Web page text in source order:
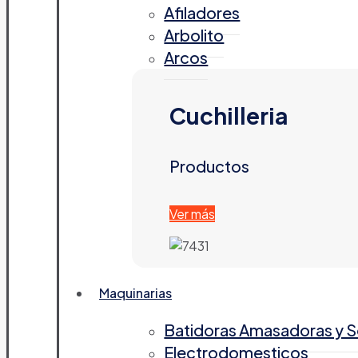
Afiladores
Arbolito
Arcos
Cuchilleria
Productos
Ver más
Maquinarias
Batidoras Amasadoras y
Electrodomesticos